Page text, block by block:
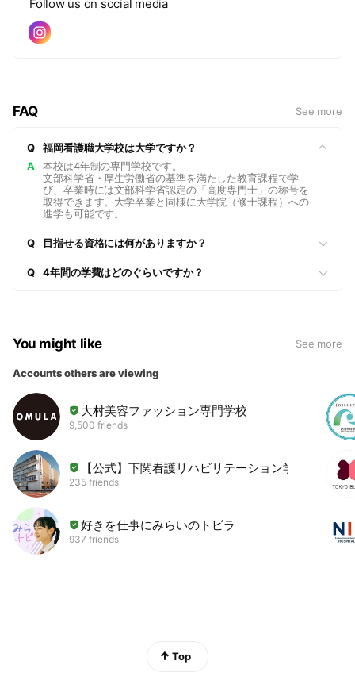
Follow us on social media
FAQ See more
Q
福岡看護職大学校は大学ですか？
A
本校は4年制の専門学校です。
文部科学省・厚生労働省の基準を満たした教育課程で学
び、卒業時には文部科学省認定の「高度専門士」の称号を
取得できます。大学卒業と同様に大学院（修士課程）への
進学も可能です。
Q 目指せる資格には何がありますか？
Q 4年間の学費はどのぐらいですか？
You might like See more
Accounts others are viewing
大村美容ファッション専門学校
9,500 friends
【公式】下関看護リハビリテーション学校
235 friends
好きを仕事にみらいのトビラ
937 friends
Top